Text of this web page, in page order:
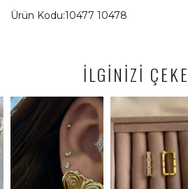
Ürün Kodu:10477 10478
İLGİNİZİ